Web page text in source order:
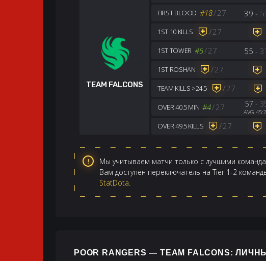
TEAM FALCONS
FIRST BLOOD #18/27 39 -
1ST 10 KILLS /27
1ST TOWER #5/27 55 -
1ST ROSHAN /27
TEAM KILLS >24.5 /27
OVER 40.5 MIN #4/27 57 -
AVG
OVER 49.5 KILLS /27
Мы учитываем матчи только с лучшими
Вам доступен переключатель на Tier 1-2
StatDota.
POOR RANGERS — TEAM FALCONS: